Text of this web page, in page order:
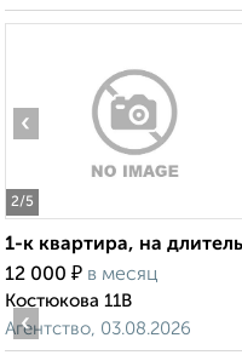
2/5
‹
1-к квартира, на
12 000 ₽ в месяц
Костюкова 11В
Агентство, 03.08.2026
‹